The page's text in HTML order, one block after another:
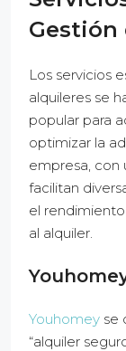
Gestión
Los servicios
alquileres se
popular para
optimizar la
empresa, con
facilitan
el
al alquiler.
Youhomey se
“alquiler